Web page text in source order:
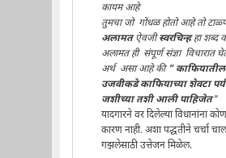
कायम आहे
तुमचा जो गोंधळ होतो आहे तो
अलामतऐवजीस्वरचिन्हहा शब्द
अलामत ही संपूर्ण संज्ञा विचारात
अर्थ असा आहे की " काफियातील
उजवीकडे काफियाच्या शेवटा
जशीच्या तशी आली पाहिजेत"
यादगारने वर दिलेल्या विधानांना
कारण नाही. अशा पद्धतीने चर्चा
गझलेसाठी उत्तेजन मिळेल.